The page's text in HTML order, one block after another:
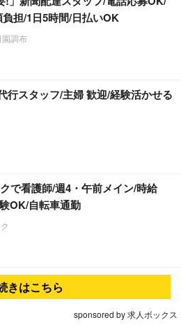
担/1日5時間/日払いOK
調布
行スタッフ/主婦 歓迎/経験活かせる
で看護師/週4・午前メイン/時給
OK/自転車通勤
きはこちら
sponsored by 求人ボックス